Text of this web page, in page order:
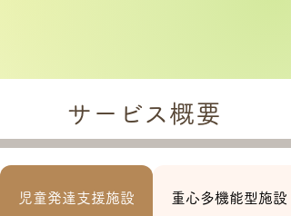
サービス概要
児童発達支援施設 重心多機能型施設